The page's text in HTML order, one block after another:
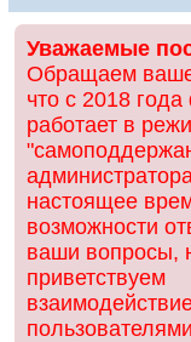
Уважаемые
Обращаем
что с 2018
работает в
настоящее
возможности
ваши вопросы,
приветствуем
пользователями